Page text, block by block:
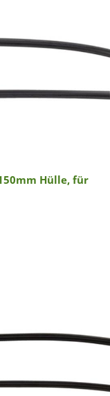
Hülle, für